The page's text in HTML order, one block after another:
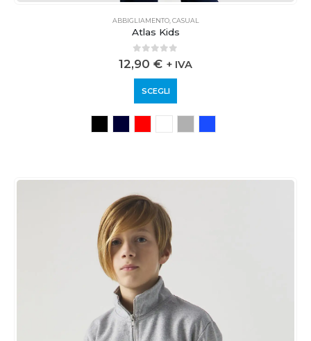
ABBIGLIAMENTO, CASUAL
Atlas Kids
0out of 5
12,90 € + IVA
SCEGLI